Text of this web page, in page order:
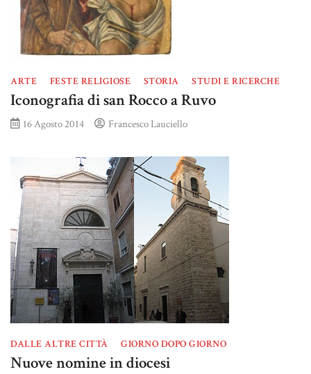
ARTE FESTE RELIGIOSE STORIA STUDI E RICERCHE
Iconografia di san Rocco a Ruvo
16 Agosto 2014 Francesco Lauciello
DALLE ALTRE CITTÀ GIORNO DOPO GIORNO
Nuove nomine in diocesi